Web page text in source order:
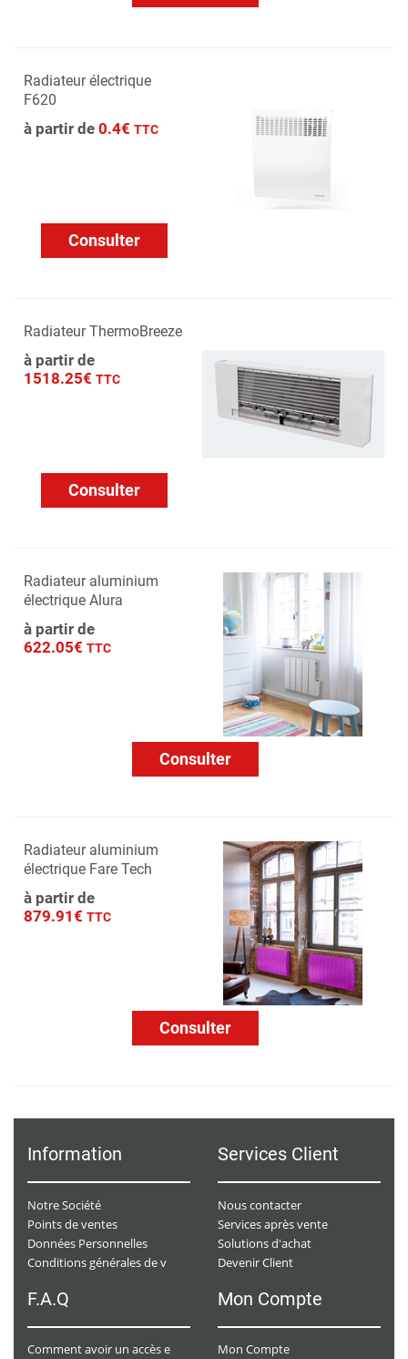
Radiateur électrique
F620
à partir de 0.4€ TTC
Consulter
Radiateur ThermoBreeze
à partir de
1518.25€ TTC
Consulter
Radiateur aluminium
électrique Alura
à partir de
622.05€ TTC
Consulter
Radiateur aluminium
électrique Fare Tech
à partir de
879.91€ TTC
Consulter
Information
Notre Société
Points de ventes
Données Personnelles
Services Client
Nous contacter
Services après vente
Solutions d'achat
Devenir Client
F.A.Q Mon Compte
Mon Compte